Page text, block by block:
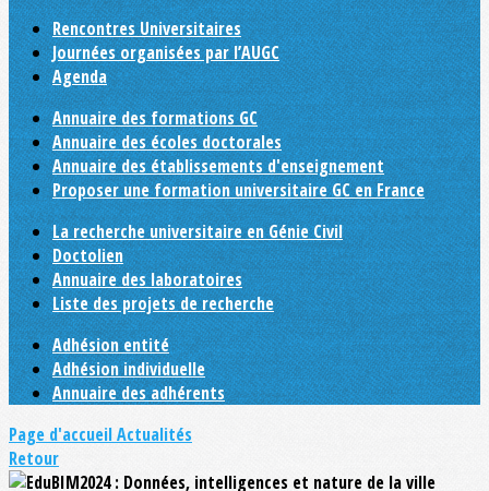
Rencontres Universitaires
Journées organisées par l’AUGC
Agenda
Annuaire des formations GC
Annuaire des écoles doctorales
Annuaire des établissements d'enseignement
Proposer une formation universitaire GC en France
La recherche universitaire en Génie Civil
Doctolien
Annuaire des laboratoires
Liste des projets de recherche
Adhésion entité
Adhésion individuelle
Annuaire des adhérents
Page d'accueilActualités
Retour